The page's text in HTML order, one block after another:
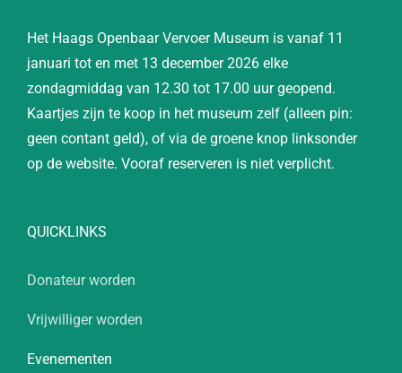
Het Haags Openbaar Vervoer Museum is vanaf 11
januari tot en met 13 december 2026 elke
zondagmiddag van 12.30 tot 17.00 uur geopend.
Kaartjes zijn te koop in het museum zelf (alleen pin:
geen contant geld), of via de groene knop linksonder
op de website. Vooraf reserveren is niet verplicht.
QUICKLINKS
Donateur worden
Vrijwilliger worden
Evenementen